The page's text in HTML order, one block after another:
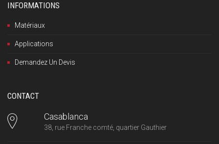
INFORMATIONS
Matériaux
Applications
Demandez Un Devis
CONTACT
Casablanca
38, rue Franche comté, quartier Gauthier